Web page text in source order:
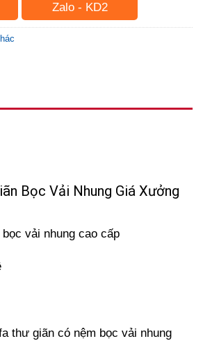
Zalo - KD2
Bọc Vải Nhung Giá Xưởng
vải nhung cao cấp
thư giãn có nệm bọc vải nhung